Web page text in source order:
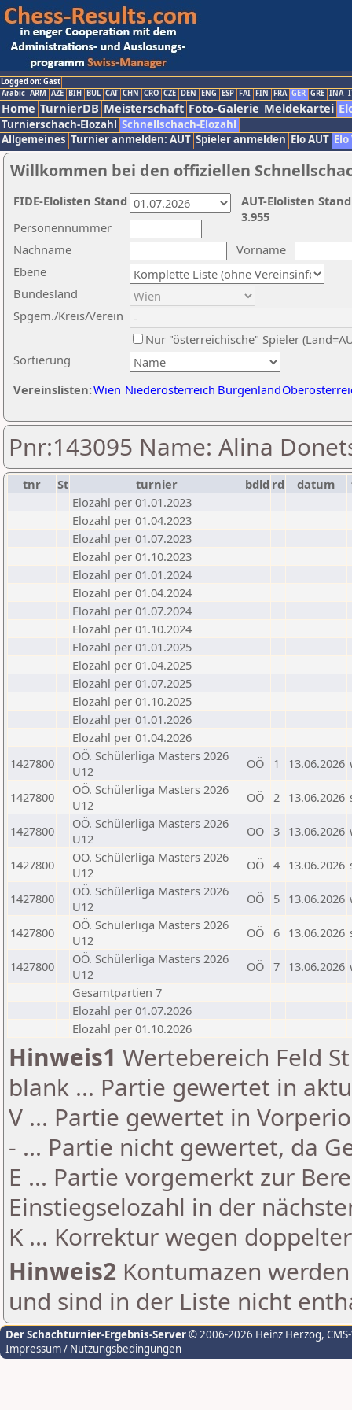
Logged on: Gast
Arabic ARM AZE BIH BUL CAT CHN CRO CZE DEN ENG ESP FAI FIN FRA GER GRE INA
Home TurnierDB Meisterschaft Foto-Galerie Meldekartei
Turnierschach-Elozahl Schnellschach-Elozahl
Allgemeines Turnier anmelden: AUT Spieler anmelden Elo AUT
Willkommen bei den offiziellen
Nachname
Vorname
Ebene
Sortierung
Personennummer
Bundesland
Spgem./Kreis/Verein
Nur "österreichische" Spieler
Vereinslisten:Wien Niederösterreich Burgenland
AUT-Elolisten
3.955
FIDE-Elolisten Stand
Pnr:143095 Name: Alina
tnr St turnier bdld rd datum
Elozahl per 01.01.2023
Elozahl per 01.04.2023
Elozahl per 01.07.2023
Elozahl per 01.10.2023
Elozahl per 01.01.2024
Elozahl per 01.04.2024
Elozahl per 01.07.2024
Elozahl per 01.10.2024
Elozahl per 01.01.2025
Elozahl per 01.04.2025
Elozahl per 01.07.2025
Elozahl per 01.10.2025
Elozahl per 01.01.2026
Elozahl per 01.04.2026
1427800
OÖ. Schülerliga Masters 2026
U12
OÖ 1 13.06.2026
1427800
OÖ. Schülerliga Masters 2026
U12
OÖ 2 13.06.2026
1427800
OÖ. Schülerliga Masters 2026
U12
OÖ 3 13.06.2026
1427800
OÖ. Schülerliga Masters 2026
U12
OÖ 4 13.06.2026
1427800
OÖ. Schülerliga Masters 2026
U12
OÖ 5 13.06.2026
1427800
OÖ. Schülerliga Masters 2026
U12
OÖ 6 13.06.2026
1427800
OÖ. Schülerliga Masters 2026
U12
OÖ 7 13.06.2026
Gesamtpartien 7
Elozahl per 01.07.2026
Elozahl per 01.10.2026
Hinweis1 Wertebereich Feld
blank ... Partie gewertet in
V ... Partie gewertet in
- ... Partie nicht gewertet, da
E ... Partie vorgemerkt zur
Einstiegselozahl in der
K ... Korrektur wegen
Hinweis2 Kontumazen
und sind in der Liste nicht
Der Schachturnier-Ergebnis-Server© 2006-2026 Heinz Herzog,
Impressum / Nutzungsbedingungen